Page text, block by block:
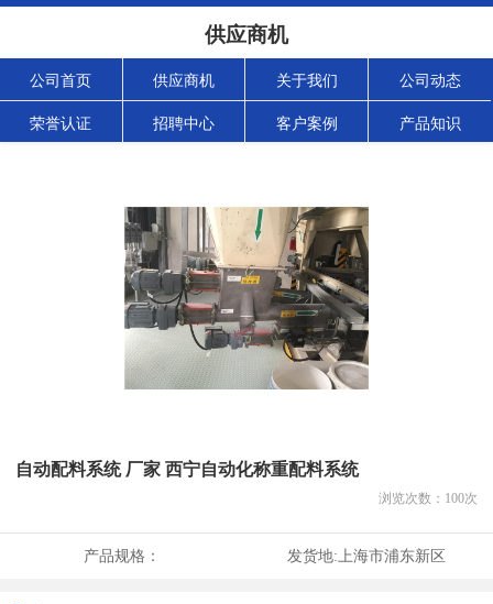
供应商机
公司首页 供应商机 关于我们 公司动态
荣誉认证 招聘中心 客户案例 产品知识
自动配料系统 厂家 西宁自动化称重配料系统
浏览次数： 100次
产品规格： 发货地: 上海市浦东新区